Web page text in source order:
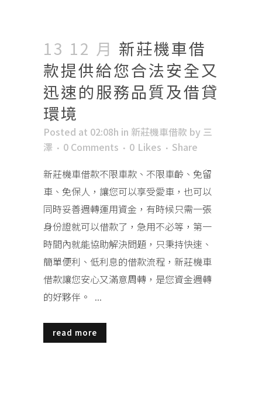
13 12 月 新莊機車借
款提供給您合法安全又
迅速的服務品質及借貸
環境
Posted at 02:08h in 新莊機車借款 by 三
澤
0 Comments 0 Likes
Share
新莊機車借款不限車款、不限車齡、免留
車、免保人，讓您可以享受愛車，也可以
同時妥善週轉運用資金，有時候只需一張
身份證就可以借款了，急用不必等，第一
時間內就能協助解決問題，只秉持快速、
簡單便利、低利息的借款流程，新莊機車
借款讓您安心又滿意周轉，是您資金週轉
的好夥伴。 ...
read more